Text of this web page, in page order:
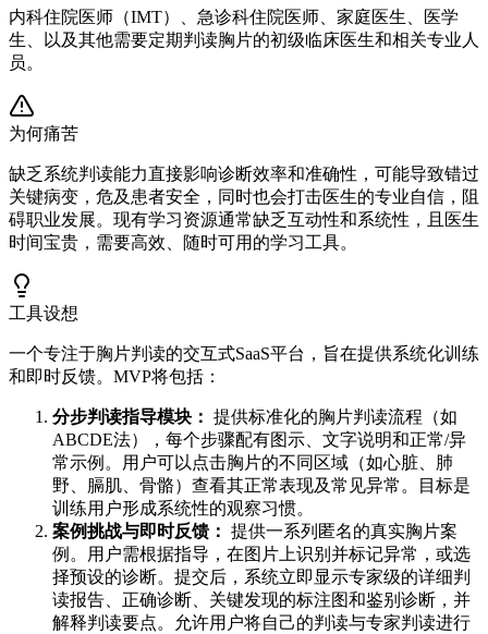
内科住院医师（IMT）、急诊科住院医师、家庭医生、医学
生、以及其他需要定期判读胸片的初级临床医生和相关专业人
员。
为何痛苦
缺乏系统判读能力直接影响诊断效率和准确性，可能导致错过
关键病变，危及患者安全，同时也会打击医生的专业自信，阻
碍职业发展。现有学习资源通常缺乏互动性和系统性，且医生
时间宝贵，需要高效、随时可用的学习工具。
工具设想
一个专注于胸片判读的交互式SaaS平台，旨在提供系统化训练
和即时反馈。MVP将包括：
分步判读指导模块： 提供标准化的胸片判读流程（如
ABCDE法），每个步骤配有图示、文字说明和正常/异
常示例。用户可以点击胸片的不同区域（如心脏、肺
野、膈肌、骨骼）查看其正常表现及常见异常。目标是
训练用户形成系统性的观察习惯。
案例挑战与即时反馈： 提供一系列匿名的真实胸片案
例。用户需根据指导，在图片上识别并标记异常，或选
择预设的诊断。提交后，系统立即显示专家级的详细判
读报告、正确诊断、关键发现的标注图和鉴别诊断，并
解释判读要点。允许用户将自己的判读与专家判读进行